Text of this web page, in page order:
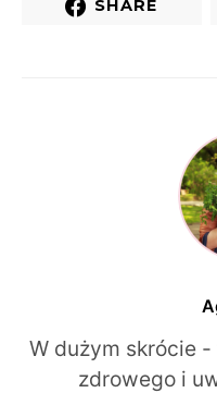
SHARE
W dużym skrócie
zdrowego i